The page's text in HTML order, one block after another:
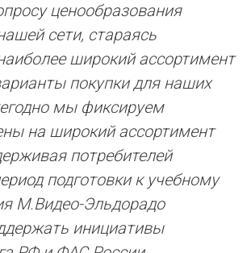
ценообразования
сети, стараясь
широкий ассортимент
покупки для наших
мы фиксируем
на широкий ассортимент
потребителей
подготовки к учебному
М.Видео-Эльдорадо
инициативы